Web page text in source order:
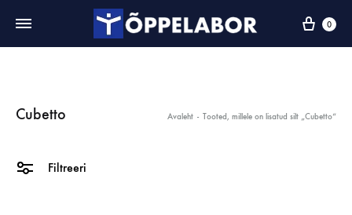
0
Cubetto Avaleht - Tooted, millele on lisatud silt „Cubetto“
Filtreeri